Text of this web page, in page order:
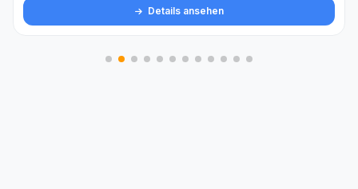
Details ansehen